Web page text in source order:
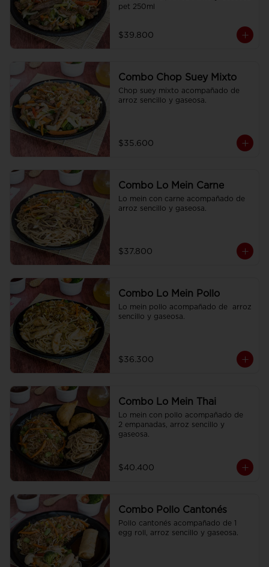
pet 250ml
$39.800
Combo Chop Suey Mixto
Chop suey mixto acompañado de
arroz sencillo y gaseosa.
$35.600
Combo Lo Mein Carne
Lo mein con carne acompañado de
arroz sencillo y gaseosa.
$37.800
Combo Lo Mein Pollo
Lo mein pollo acompañado de  arroz
sencillo y gaseosa.
$36.300
Combo Lo Mein Thai
Lo mein con pollo acompañado de
2 empanadas, arroz sencillo y
gaseosa.
$40.400
Combo Pollo Cantonés
Pollo cantonés acompañado de 1
egg roll, arroz sencillo y gaseosa.